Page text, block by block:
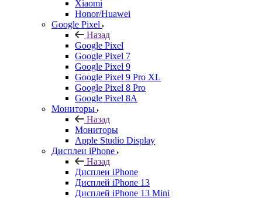
Xiaomi
Honor/Huawei
Google Pixel
Назад
Google Pixel
Google Pixel 7
Google Pixel 9
Google Pixel 9 Pro XL
Google Pixel 8 Pro
Google Pixel 8A
Мониторы
Назад
Мониторы
Apple Studio Display
Дисплеи iPhone
Назад
Дисплеи iPhone
Дисплей iPhone 13
Дисплей iPhone 13 Mini